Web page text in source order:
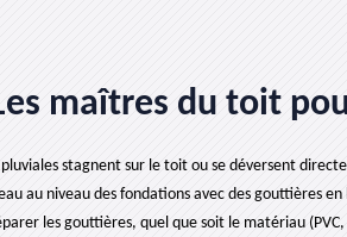
maîtres du toit
stagnent sur le toit ou se déversent
au niveau des fondations avec des gouttières
les gouttières, quel que soit le matériau